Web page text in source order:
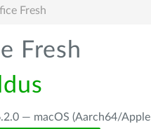
Fresh
Fresh
— macOS (Aarch64/Apple